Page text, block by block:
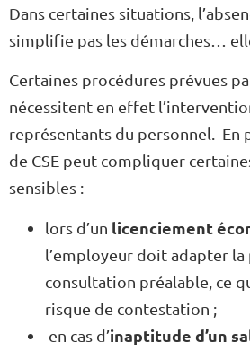
Dans certaines situations,
simplifie pas les démarches…
Certaines procédures prévues
nécessitent en effet
représentants du personnel. En
de CSE peut compliquer
sensibles :
lors d’un licenciement
l’employeur doit adapter la
consultation préalable, ce
risque de contestation ;
en cas d’inaptitude d’un